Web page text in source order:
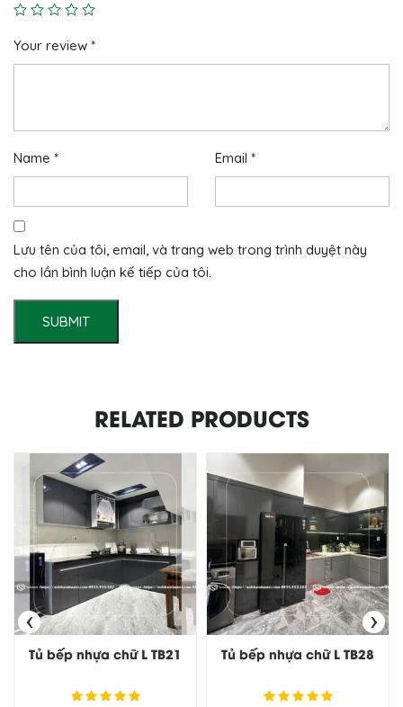
Your review *
Name * Email *
Lưu tên của tôi, email, và trang web trong trình duyệt này
cho lần bình luận kế tiếp của tôi.
RELATED PRODUCTS
Tủ bếp nhựa chữ L TB21 Tủ bếp nhựa chữ L TB28
‹ ›